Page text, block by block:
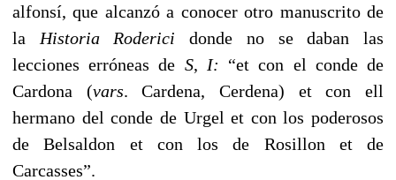
alfonsí, que alcanzó a conocer otro manuscrito de
la Historia Rodericidonde no se daban las
lecciones erróneas de S, I: “et con el conde de
Cardona (vars. Cardena, Cerdena) et con ell
hermano del conde de Urgel et con los poderosos
de Belsaldon et con los de Rosillon et de
Carcasses”.